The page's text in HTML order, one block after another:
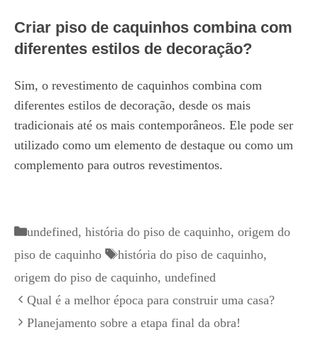
Criar piso de caquinhos combina com
diferentes estilos de decoração?
Sim, o revestimento de caquinhos combina com
diferentes estilos de decoração, desde os mais
tradicionais até os mais contemporâneos. Ele pode ser
utilizado como um elemento de destaque ou como um
complemento para outros revestimentos.
Categorias
undefined, história do piso de caquinho, origem do
piso de caquinho
Tags
história do piso de caquinho,
origem do piso de caquinho, undefined
Qual é a melhor época para construir uma casa?
Planejamento sobre a etapa final da obra!